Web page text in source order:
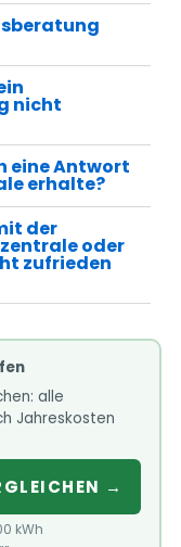
nicht
eine Antwort
erhalte?
der
oder
zufrieden
alle
Jahreskosten
→
kWh